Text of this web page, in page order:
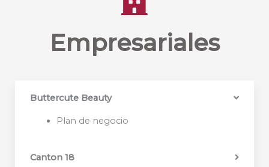
Empresariales
Buttercute Beauty
Plan de negocio
Canton 18